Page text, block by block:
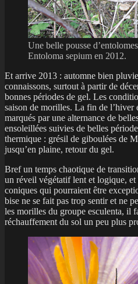
Une belle pousse
Entoloma sepium en 2012.
Et arrive 2013 : automne bien
connaissons, surtout à partir de
bonnes périodes de gel. Les
saison de morilles. La fin de l’hiver
marqués par une alternance de
ensoleillées suivies de belles
thermique : grésil de giboulées de
jusqu’en plaine, retour du gel.
Bref un temps chaotique de
un réveil végétatif lent et logique,
coniques qui pourraient être
bise ne se fait pas trop sentir et ne
les morilles du groupe esculenta, il
réchauffement du sol un peu plus